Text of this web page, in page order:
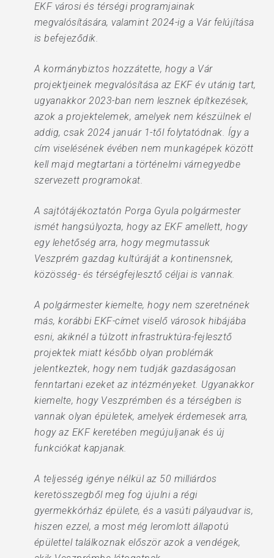
EKF városi és térségi programjainak
megvalósítására, valamint 2024-ig a Vár felújítása
is befejeződik.
A kormánybiztos hozzátette, hogy a Vár
projektjeinek megvalósítása az EKF év utánig tart,
ugyanakkor 2023-ban nem lesznek építkezések,
azok a projektelemek, amelyek nem készülnek el
addig, csak 2024 január 1-től folytatódnak. Így a
cím viselésének évében nem munkagépek között
kell majd megtartani a történelmi várnegyedbe
szervezett programokat.
A sajtótájékoztatón Porga Gyula polgármester
ismét hangsúlyozta, hogy az EKF amellett, hogy
egy lehetőség arra, hogy megmutassuk
Veszprém gazdag kultúráját a kontinensnek,
közösség- és térségfejlesztő céljai is vannak.
A polgármester kiemelte, hogy nem szeretnének
más, korábbi EKF-címet viselő városok hibájába
esni, akiknél a túlzott infrastruktúra-fejlesztő
projektek miatt később olyan problémák
jelentkeztek, hogy nem tudják gazdaságosan
fenntartani ezeket az intézményeket. Ugyanakkor
kiemelte, hogy Veszprémben és a térségben is
vannak olyan épületek, amelyek érdemesek arra,
hogy az EKF keretében megújuljanak és új
funkciókat kapjanak.
A teljesség igénye nélkül az 50 milliárdos
keretösszegből meg fog újulni a régi
gyermekkórház épülete, és a vasúti pályaudvar is,
hiszen ezzel, a most még leromlott állapotú
épülettel találkoznak először azok a vendégek,